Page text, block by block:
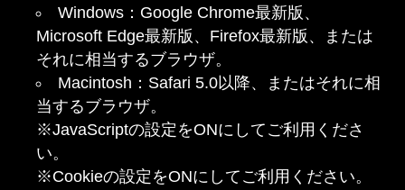
Windows：Google Chrome最新版、
Microsoft Edge最新版、Firefox最新版、または
それに相当するブラウザ。
Macintosh：Safari 5.0以降、またはそれに相
当するブラウザ。
※JavaScriptの設定をONにしてご利用くださ
い。
※Cookieの設定をONにしてご利用ください。